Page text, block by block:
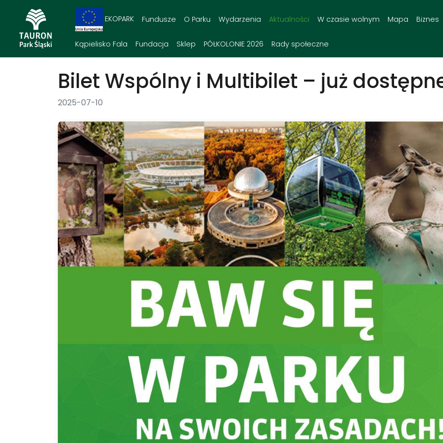
EKOPARK Fundusze O Parku Wydarzenia Aktualności W czasie wolnym Mapa Biznes
Kąpielisko Fala Fundacja Sklep PÓŁKOLONIE 2026 Rady społeczne
Bilet Wspólny i Multibilet – już
2025-07-10